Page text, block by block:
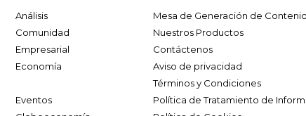
Análisis
Comunidad
Empresarial
Economía
Eventos
Mesa de Generación de
Nuestros Productos
Contáctenos
Aviso de privacidad
Términos y Condiciones
Política de Tratamiento de